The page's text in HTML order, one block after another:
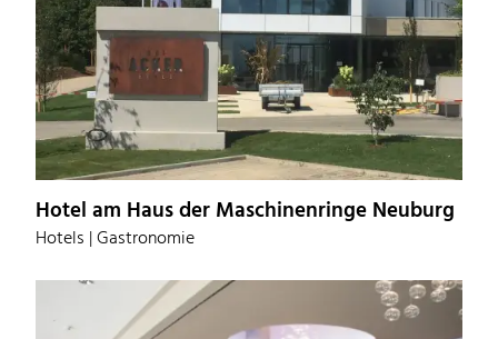
Hotel am Haus der Maschinenringe Neuburg
Hotels | Gastronomie